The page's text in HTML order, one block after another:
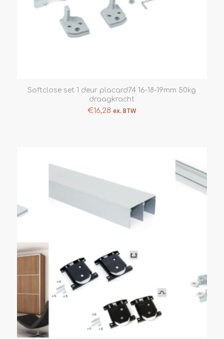
Softclose set 1 deur placard74 16-18-19mm 50kg
draagkracht
€16,28 ex. BTW